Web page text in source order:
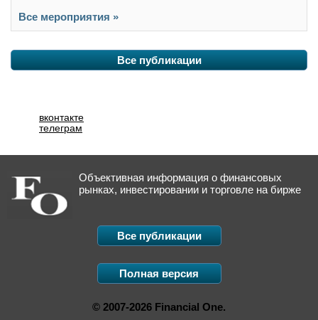
Все мероприятия »
Все публикации
вконтакте
телеграм
Объективная информация о финансовых
рынках, инвестировании и торговле на бирже
Все публикации
Полная версия
© 2007-2026 Financial One.